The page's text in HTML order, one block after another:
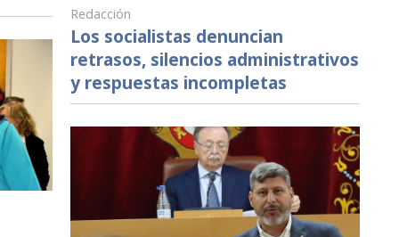
Redacción
Los socialistas denuncian
retrasos, silencios administrativos
y respuestas incompletas